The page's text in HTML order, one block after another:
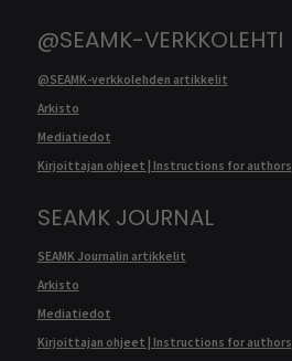
@SEAMK-VERKKOLEHTI
@SEAMK-verkkolehden artikkelit
Arkisto
Mediatiedot
Kirjoittajan ohjeet | Instructions for authors
SEAMK JOURNAL
SEAMK Journalin artikkelit
Arkisto
Mediatiedot
Kirjoittajan ohjeet | Instructions for authors